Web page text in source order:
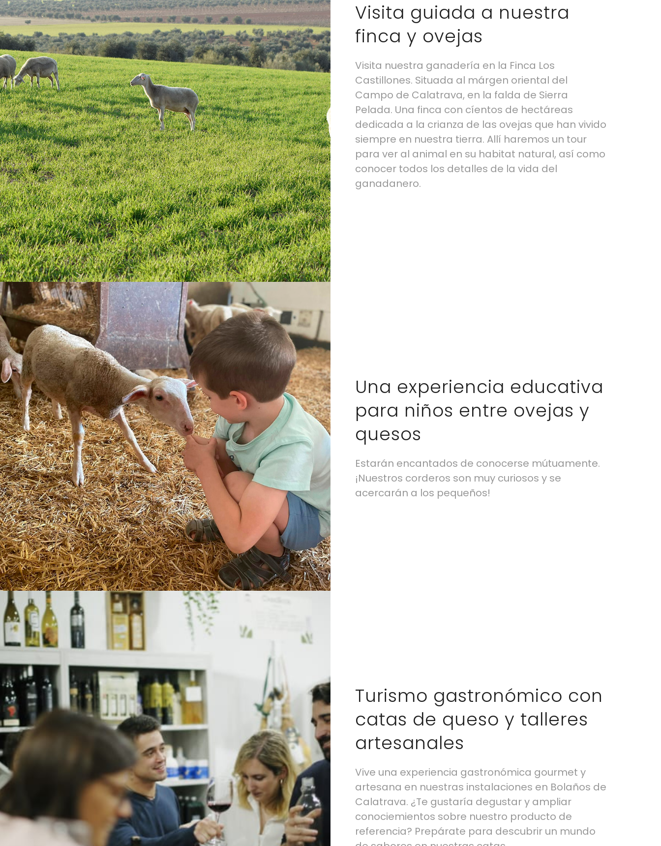
Visita guiada a nuestra
finca y ovejas
Visita nuestra ganadería en la Finca Los
Castillones. Situada al márgen oriental del
Campo de Calatrava, en la falda de Sierra
Pelada. Una finca con cíentos de hectáreas
dedicada a la crianza de las ovejas que han vivido
siempre en nuestra tierra. Allí haremos un tour
para ver al animal en su habitat natural, así como
conocer todos los detalles de la vida del
ganadanero.
Una experiencia educativa
para niños entre ovejas y
quesos
Estarán encantados de conocerse mútuamente.
¡Nuestros corderos son muy curiosos y se
acercarán a los pequeños!
Turismo gastronómico con
catas de queso y talleres
artesanales
Vive una experiencia gastronómica gourmet y
artesana en nuestras instalaciones en Bolaños de
Calatrava. ¿Te gustaría degustar y ampliar
conociemientos sobre nuestro producto de
referencia? Prepárate para descubrir un mundo